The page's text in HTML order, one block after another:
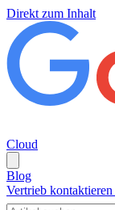
Direkt zum Inhalt
Cloud
Blog
Vertrieb kontaktieren